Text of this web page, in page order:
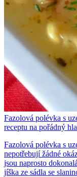
Fazolová polévka s
receptu na pořádný
Fazolová polévka s
nepotřebují žádné
jsou naprosto
jíška ze sádla se